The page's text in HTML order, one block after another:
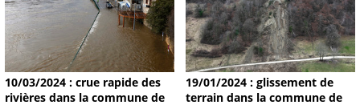
10/03/2024 : crue rapide des
rivières dans la commune de
19/01/2024 : glissement de
terrain dans la commune de